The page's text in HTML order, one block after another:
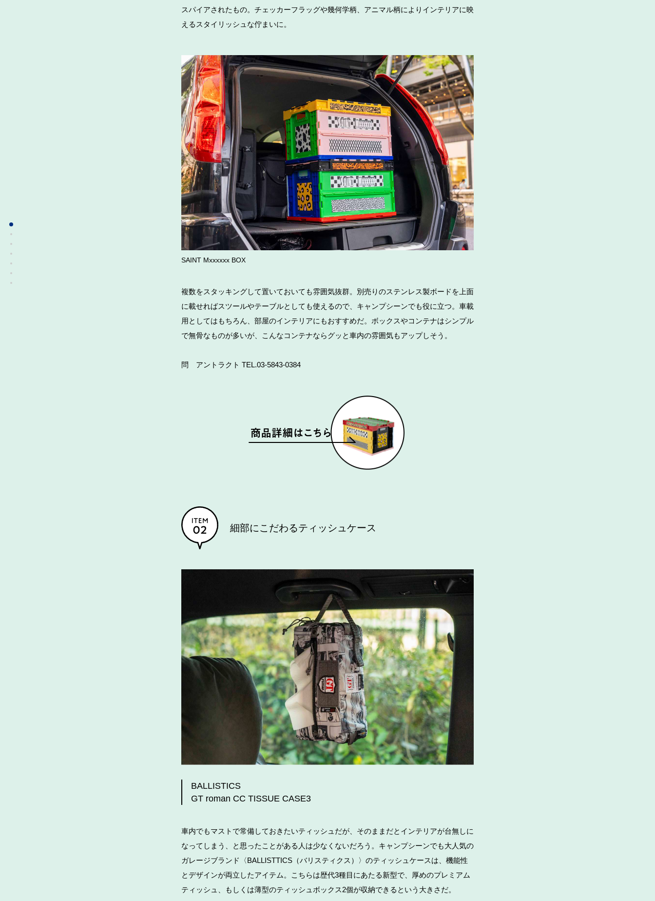
スパイアされたもの。チェッカーフラッグや幾何学柄、アニマル柄によりインテリアに映
えるスタイリッシュな佇まいに。
SAINT Mxxxxxx BOX
複数をスタッキングして置いておいても雰囲気抜群。別売りのステンレス製ボードを上面
に載せればスツールやテーブルとしても使えるので、キャンプシーンでも役に立つ。車載
用としてはもちろん、部屋のインテリアにもおすすめだ。ボックスやコンテナはシンプル
で無骨なものが多いが、こんなコンテナならグッと車内の雰囲気もアップしそう。
問 アントラクト TEL.03-5843-0384
細部にこだわるティッシュケース
BALLISTICS
GT roman CC TISSUE CASE3
車内でもマストで常備しておきたいティッシュだが、そのままだとインテリアが台無しに
なってしまう、と思ったことがある人は少なくないだろう。キャンプシーンでも大人気の
ガレージブランド〈BALLISTTICS（バリスティクス）〉のティッシュケースは、機能性
とデザインが両立したアイテム。こちらは歴代3種目にあたる新型で、厚めのプレミアム
ティッシュ、もしくは薄型のティッシュボックス2個が収納できるという大きさだ。